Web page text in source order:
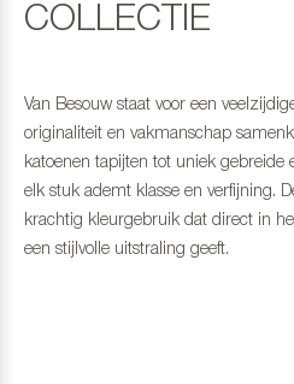
COLLECTIE
Van Besouw staat voor een
originaliteit en vakmanschap
katoenen tapijten tot uniek gebreide
elk stuk ademt klasse en verfijning.
krachtig kleurgebruik dat direct in
een stijlvolle uitstraling geeft.